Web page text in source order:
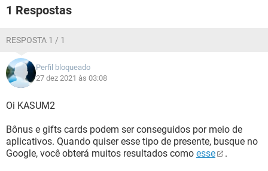
1 Respostas
RESPOSTA 1 / 1
Perfil bloqueado
27 dez 2021 às 03:08
Oi KASUM2
Bônus e gifts cards podem ser conseguidos por meio de
aplicativos. Quando quiser esse tipo de presente, busque no
Google, você obterá muitos resultados como esse .